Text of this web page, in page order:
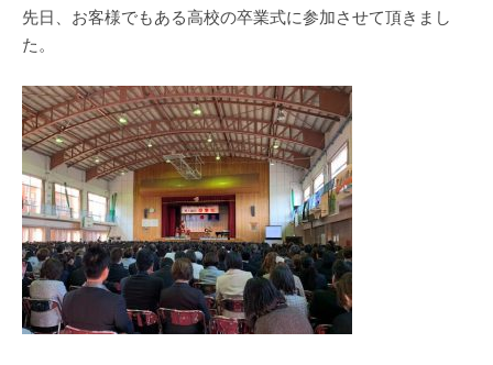
先日、お客様でもある高校の卒業式に参加させて頂きまし
た。